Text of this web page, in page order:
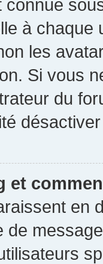
à chaque
les
Si vous
du
et
en
de